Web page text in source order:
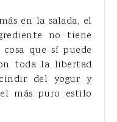
en la salada, el
no tiene
que sí puede
toda la libertad
del yogur y
más puro estilo